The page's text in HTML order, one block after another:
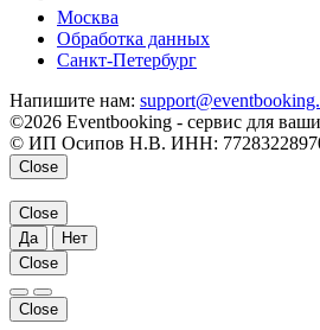
Москва
Обработка данных
Санкт-Петербург
Напишите нам:
©2026 Eventbooking - сервис для
© ИП Осипов Н.В. ИНН:
Close
Close
Да
Нет
Close
Close